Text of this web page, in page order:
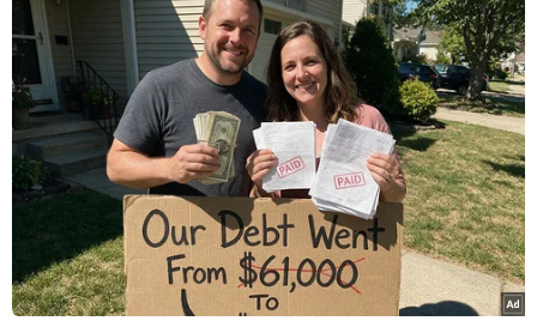
#chống mua bán người
#Truyền thông
#Nâng cao nhận thức
#giải cứu
#đẩy mạnh truyền thông
TP. Hà Nội
Theo dõi VietnamPlus